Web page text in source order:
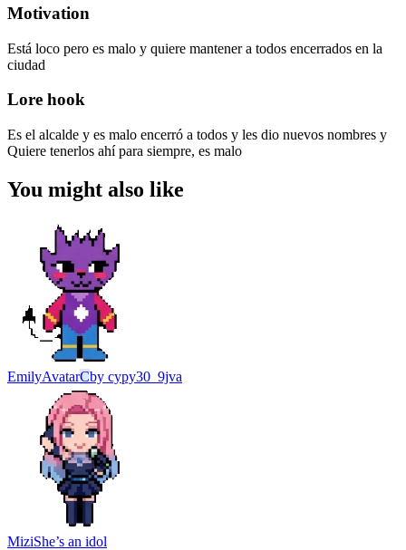
Motivation
Está loco pero es malo y quiere mantener a todos encerrados en la
ciudad
Lore hook
Es el alcalde y es malo encerró a todos y les dio nuevos nombres y
Quiere tenerlos ahí para siempre, es malo
You might also like
EmilyAvatarCby cypy30_9jva
MiziShe’s an idol